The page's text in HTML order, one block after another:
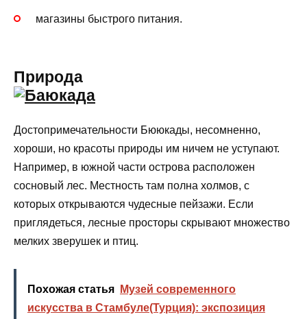
магазины быстрого питания.
Природа
Достопримечательности Бююкады, несомненно,
хороши, но красоты природы им ничем не уступают.
Например, в южной части острова расположен
сосновый лес. Местность там полна холмов, с
которых открываются чудесные пейзажи. Если
приглядеться, лесные просторы скрывают множество
мелких зверушек и птиц.
Похожая статья
Музей современного
искусства в Стамбуле(Турция): экспозиция